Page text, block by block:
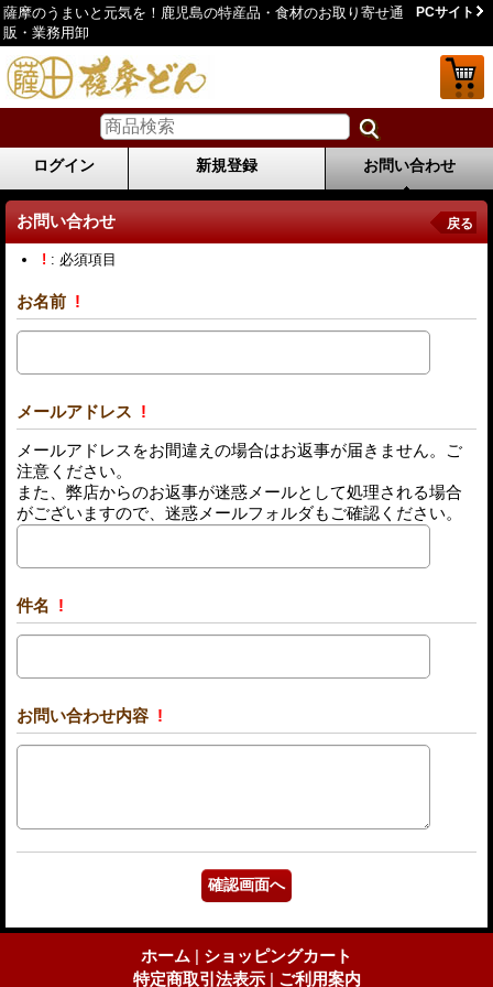
薩摩のうまいと元気を！鹿児島の特産品・食材のお取り寄せ通
販・業務用卸
PCサイト
ログイン 新規登録 お問い合わせ
お問い合わせ 戻る
! : 必須項目
お名前 !
メールアドレス !
メールアドレスをお間違えの場合はお返事が届きません。ご
注意ください。
また、弊店からのお返事が迷惑メールとして処理される場合
がございますので、迷惑メールフォルダもご確認ください。
件名 !
お問い合わせ内容 !
ホーム | ショッピングカート
特定商取引法表示 | ご利用案内